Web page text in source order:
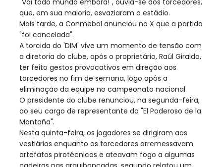
"Vai todo mundo embora!", ouvia-se dos torcedores,
que, em sua maioria, esvaziaram o estádio.
Mais tarde, a Conmebol anunciou no X que a partida
"foi cancelada".
A torcida do 'DIM' vive um momento de tensão com
a diretoria do clube, após o proprietário, Raúl Giraldo,
ter feito gestos provocativos em direção aos
torcedores no fim de semana, logo após a
eliminação da equipe no campeonato nacional.
O presidente do clube renunciou, na segunda-feira,
ao seu cargo de representante do "El Poderoso de la
Montaña".
Nesta quinta-feira, os jogadores se dirigiram aos
vestiários enquanto os torcedores arremessavam
artefatos pirotécnicos e ateavam fogo a algumas